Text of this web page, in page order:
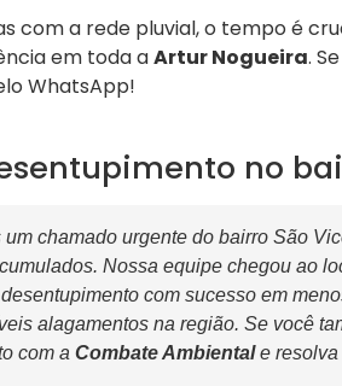
com a rede pluvial, o tempo é
em toda aArtur Nogueira.
WhatsApp!
no
chamado urgente do bairro São
Nossa equipe chegou ao
com sucesso em
alagamentos na região. Se você
com a Combate Ambientale resolva